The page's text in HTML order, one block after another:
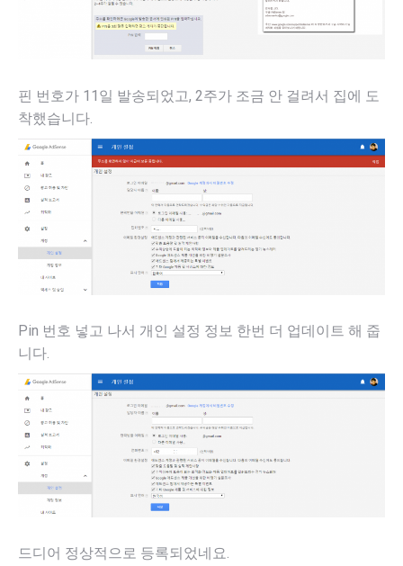
핀 번호가 11일 발송되었고, 2주가 조금 안 걸려서 집에 도
착했습니다.
Pin 번호 넣고 나서 개인 설정 정보 한번 더 업데이트 해 줍
니다.
드디어 정상적으로 등록되었네요.